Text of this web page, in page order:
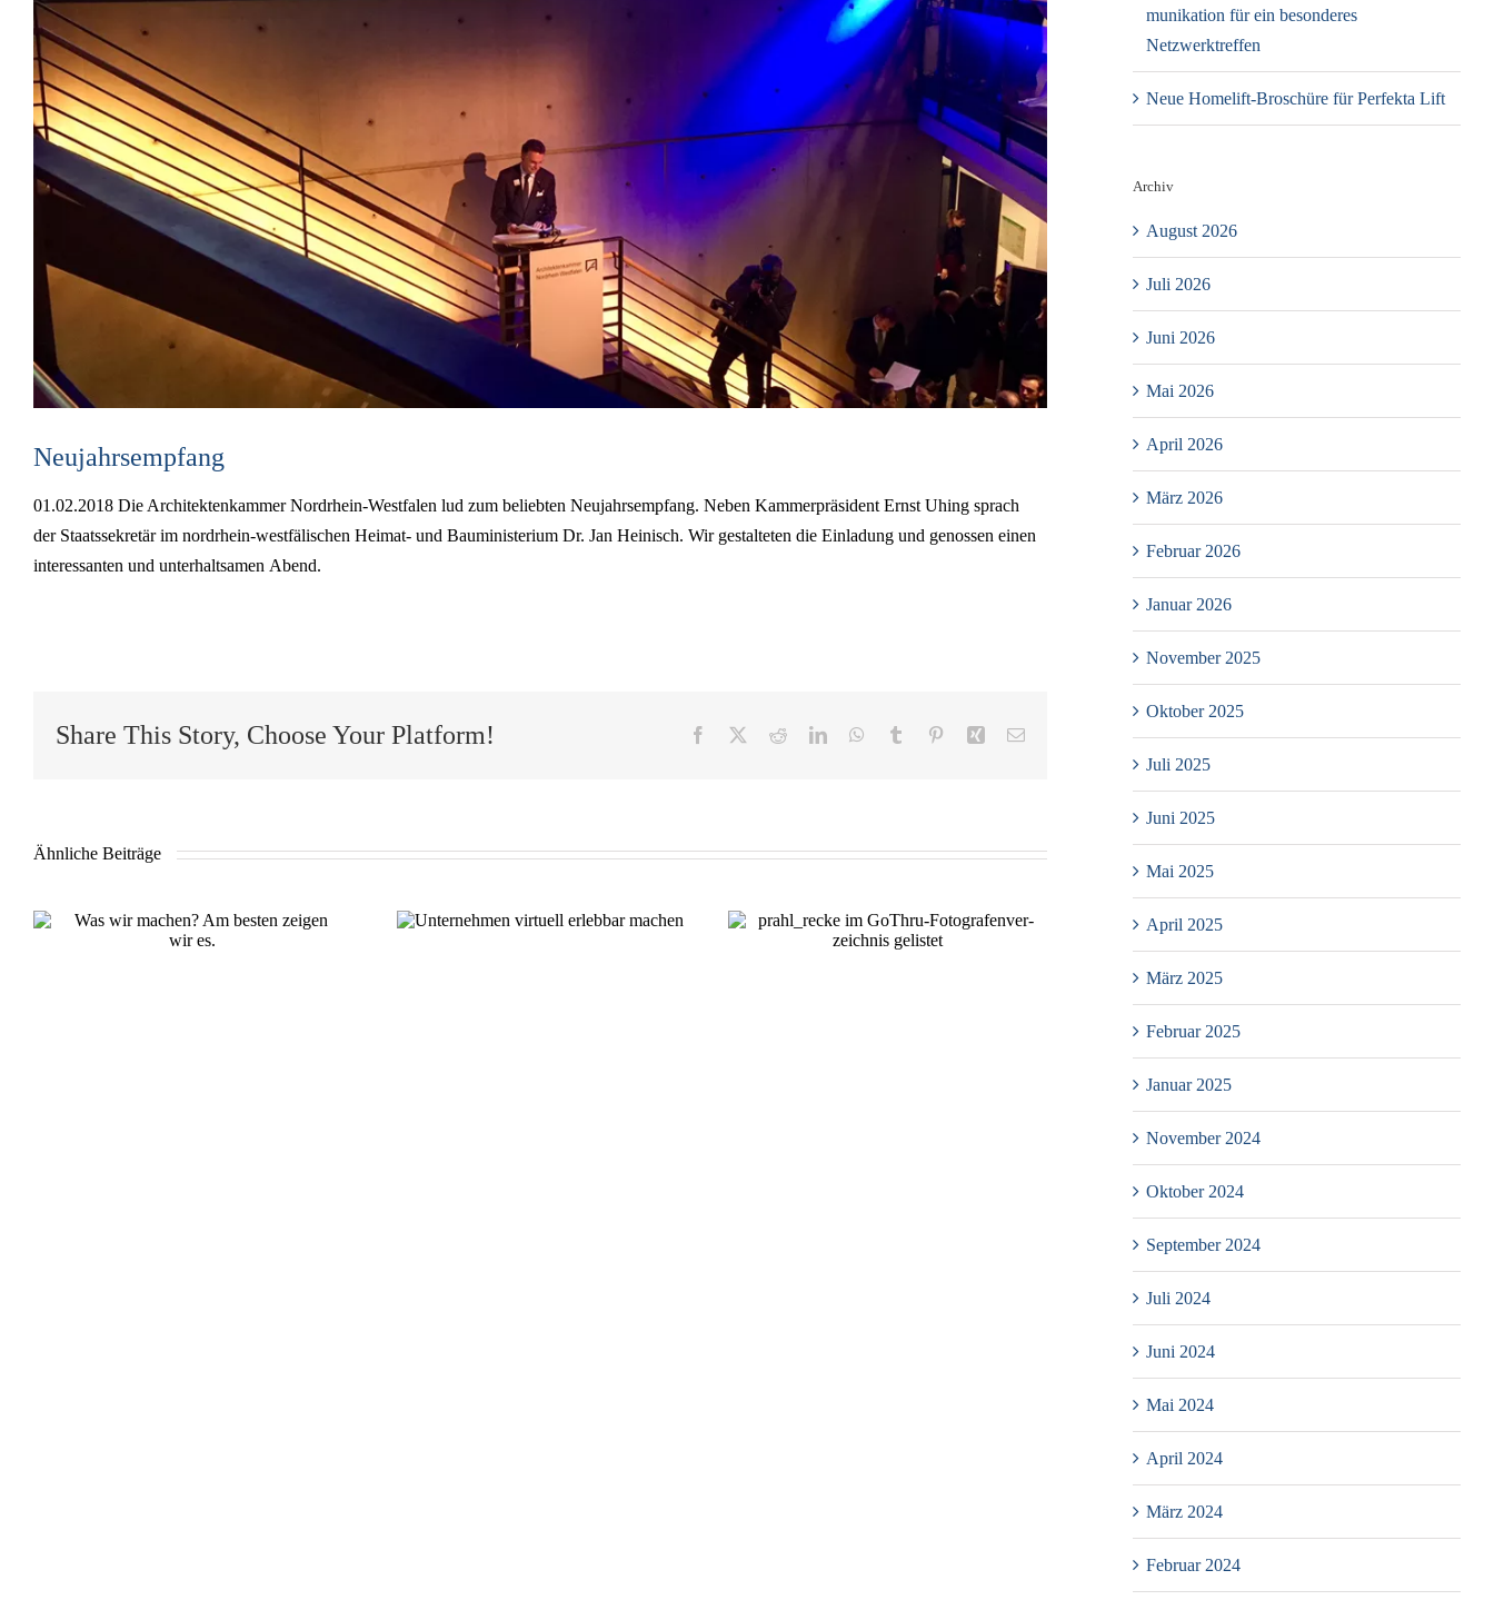
Neu­jahrs­emp­fang
01.02.2018 Die Archi­tek­ten­kam­mer Nord­rhein-West­fa­len lud zum belieb­ten Neu­jahrs­emp­fang. Neben Kam­mer­prä­si­dent Ernst Uhing sprach
der Staats­se­kre­tär im nord­rhein-west­fä­li­schen Heimat- und Bau­mi­nis­te­ri­um Dr. Jan Hei­nisch. Wir gestal­te­ten die Ein­la­dung und genos­sen einen
inter­es­san­ten und unter­halt­sa­men Abend.
Share This Story, Choose Your Platform! Facebook RedditLinkedInWhatsApp
Tumblr PinterestXing E-
Ähnliche Beiträge
Was wir machen? Am
Foto­gra­fen­ver­zeich­nis
2026: Ein­la­dungs­kom­
mu­ni­ka­ti­on für ein
Netzwerktreffen
mu­ni­ka­ti­on für ein beson­de­res
Netzwerktreffen
Neue Home­lift-Bro­schü­re für Per­fekta Lift
Archiv
August 2026
Juli 2026
Juni 2026
Mai 2026
April 2026
März 2026
Februar 2026
Januar 2026
November 2025
Oktober 2025
Juli 2025
Juni 2025
Mai 2025
April 2025
März 2025
Februar 2025
Januar 2025
November 2024
Oktober 2024
September 2024
Juli 2024
Juni 2024
Mai 2024
April 2024
März 2024
Februar 2024